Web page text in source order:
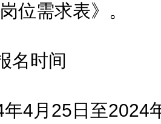
位需求表》。
时间
月25日至2024